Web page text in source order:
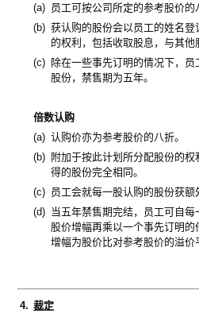
(a) 员工可按公司所定的参考股价的
(b) 获认购的股份会以员工的姓名
的权利，包括收取股息，与其他
(c) 除在一些事先订明的情况下，
股份，禁售期为五年。
倍数认购
(a) 认购价亦为参考股价的八折。
(b) 附加于按此计划所分配股份的
得的股份完全相同。
(c) 员工会就每一股认购的股份获额
(d) 当五年禁售期完结，员工可自
股价增幅再乘以一个事先订明
增幅为股价比对参考股价的溢价
4. 裁定